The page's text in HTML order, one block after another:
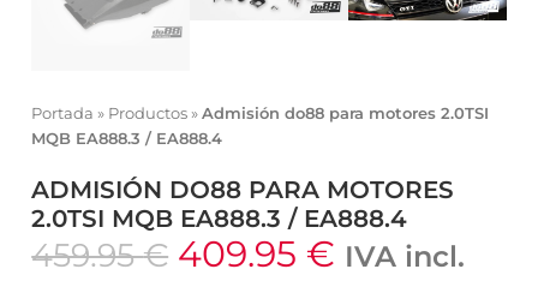
Portada » Productos »Admisión do88 para motores 2.0TSI
MQB EA888.3 / EA888.4
ADMISIÓN DO88 PARA MOTORES
2.0TSI MQB EA888.3 / EA888.4
459.95€ 409.95€ IVA incl.